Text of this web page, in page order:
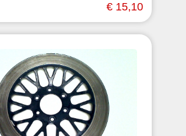
€ 15,10